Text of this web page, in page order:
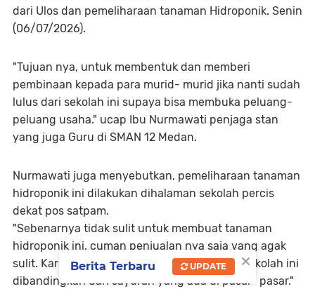
dari Ulos dan pemeliharaan tanaman Hidroponik. Senin
(06/07/2026).
"Tujuan nya, untuk membentuk dan memberi
pembinaan kepada para murid- murid jika nanti sudah
lulus dari sekolah ini supaya bisa membuka peluang-
peluang usaha." ucap Ibu Nurmawati penjaga stan
yang juga Guru di SMAN 12 Medan.
Nurmawati juga menyebutkan, pemeliharaan tanaman
hidroponik ini dilakukan dihalaman sekolah percis
dekat pos satpam.
"Sebenarnya tidak sulit untuk membuat tanaman
hidroponik ini, cuman penjualan nya saja yang agak
sulit. Karena lebih mahal sayuran yang dari sekolah ini
dibandingkan dari sayuran yang ada di pasar- pasar."
×
Berita Terbaru UPDATE